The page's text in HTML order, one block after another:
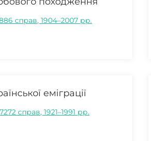
справ, 1904–2007 рр.
еміграції
справ, 1921–1991 рр.